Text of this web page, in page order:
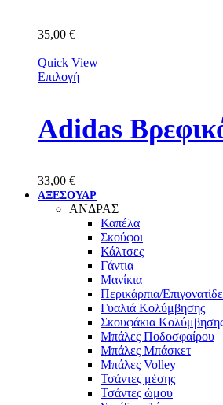
35,00 €
Quick View
Επιλογή
Adidas
33,00 €
ΑΞΕΣΟΥΑΡ
ΑΝΔΡΑΣ
Καπέλα
Σκούφοι
Κάλτσες
Γάντια
Μανίκια
Περικάρπια/
Γυαλιά Κολύμβησης
Σκουφάκια
Μπάλες Ποδοσφαίρου
Μπάλες Μπάσκετ
Μπάλες Volley
Τσάντες μέσης
Τσάντες ώμου